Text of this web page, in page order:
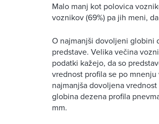
Malo manj kot polovica
voznikov (69%) pa jih meni,
O najmanjši dovoljeni globini
predstave. Velika večina
podatki kažejo, da so
vrednost profila se po
najmanjša dovoljena
globina dezena profila
mm.